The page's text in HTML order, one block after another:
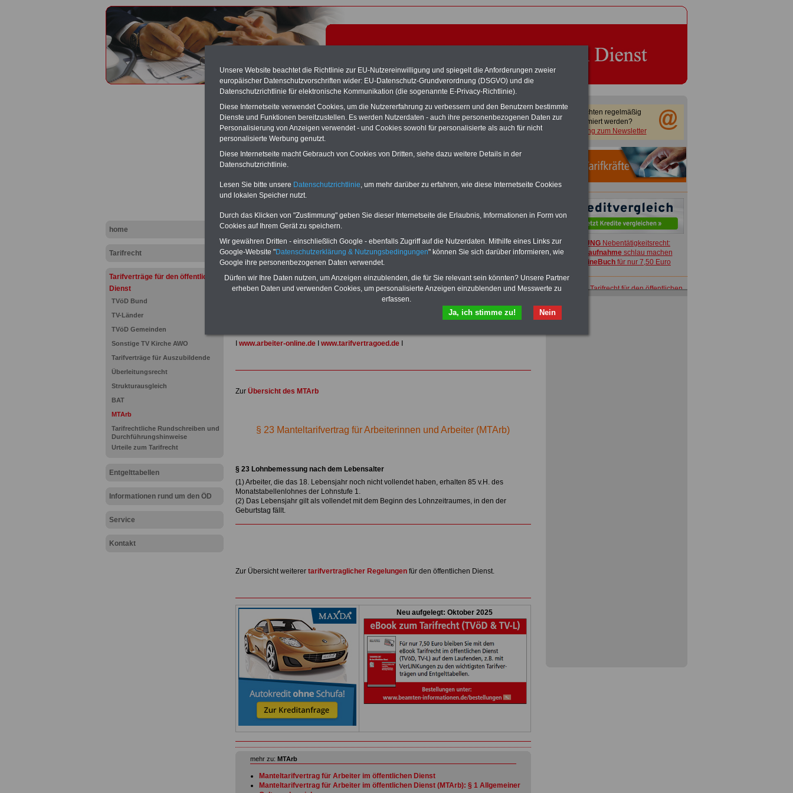
home
Tarifrecht
Tarifverträge für den öffentlichen
Dienst
TVöD Bund
TV-Länder
TVöD Gemeinden
Sonstige TV Kirche AWO
Tarifverträge für Auszubildende
Überleitungsrecht
Strukturausgleich
BAT
MTArb
Tarifrechtliche Rundschreiben und
Durchführungshinweise
Urteile zum Tarifrecht
Entgelttabellen
Informationen rund um den ÖD
Service
Kontakt
Manteltarifvertrag für Arbeiter im öffentlichen Dienst (MTArb): § 23
Lohnbemessung nach dem Lebensalter
PDF-SERVICE "Beamtinnen und Beamte/Öffentlicher Dienst": Für nur 15 Euro
(inkl. MwSt.) bei einer Laufzeit von 12 Monaten können Sie mehr als zehn Bücher
herunterladen, lesen und/oder ausdrucken. Der PDF-SERVICE bietet z.B. das
komfortable eBook zum Tarifrecht für den öffentlichen Dienst (mit TVöD bzw.
können aus dem eBook mit einer VerLINKung direkt zur weiterführenden
Website gelangen.Daneben finden Sie mehrere OnlineBücher bzw. weitere eBooks:
Wissenswertes für Beamtinnen und Beamte mit der Besoldung, Beihilferecht in Bund
und Ländern, Beamtenversorgungs-recht in Bund und Ländern, Nebentätig-keitsrecht
für Beamte und Arbeitnehmer). Daneben bieten wir ausgewählte Links, z.B.
Nebenjob, Musterformular für den Teilzeitantrag usw.>>>hier zur Anmeldung
Hier den schufafreien Kredit der Sigma Kreditbank beantragen!
www.arbeiter-online.deI www.tarifvertragoed.deI
Zur Übersicht des MTArb
§ 23 Manteltarifvertrag für Arbeiterinnen und Arbeiter (MTArb)
§ 23 Lohnbemessung nach dem Lebensalter
(1) Arbeiter, die das 18. Lebensjahr noch nicht vollendet haben, erhalten 85 v.H. des
Monatstabellenlohnes der Lohnstufe 1.
(2) Das Lebensjahr gilt als vollendet mit dem Beginn des Lohnzeitraumes, in den der
Geburtstag fällt.
Zur Übersicht weiterer tarifvertraglicher Regelungenfür den öffentlichen Dienst.
Neu aufgelegt: Oktober 2025
mehr zu: MTArb
Manteltarifvertrag für Arbeiter im öffentlichen Dienst
Manteltarifvertrag für Arbeiter im öffentlichen Dienst (MTArb): § 1 Allgemeiner
Sie möchten regelmäßig
informiert werden?
Anmeldung zum Newsletter
ACHTUNG Nebentätigkeitsrecht:
vor Jobaufnahmeschlau machen
OnlineBuch für nur 7,50 Euro
ACHTUNG Tarifrecht für den öffentlichen
Unsere Website beachtet die Richtlinie zur EU-Nutzereinwilligung und spiegelt die Anforderungen zweier
europäischer Datenschutzvorschriften wider: EU-Datenschutz-Grundverordnung (DSGVO) und die
Datenschutzrichtlinie für elektronische Kommunikation (die sogenannte E-Privacy-Richtlinie).
Diese Internetseite verwendet Cookies, um die Nutzererfahrung zu verbessern und den Benutzern bestimmte
Dienste und Funktionen bereitzustellen. Es werden Nutzerdaten - auch ihre personenbezogenen Daten zur
Personalisierung von Anzeigen verwendet - und Cookies sowohl für personalisierte als auch für nicht
personalisierte Werbung genutzt.
Diese Internetseite macht Gebrauch von Cookies von Dritten, siehe dazu weitere Details in der
Datenschutzrichtlinie.
Lesen Sie bitte unsere Datenschutzrichtlinie, um mehr darüber zu erfahren, wie diese Internetseite Cookies
und lokalen Speicher nutzt.
Durch das Klicken von "Zustimmung" geben Sie dieser Internetseite die Erlaubnis, Informationen in Form von
Cookies auf Ihrem Gerät zu speichern.
Wir gewähren Dritten - einschließlich Google - ebenfalls Zugriff auf die Nutzerdaten. Mithilfe eines Links zur
Google-Website "Datenschutzerklärung & Nutzungsbedingungen" können Sie sich darüber informieren, wie
Google ihre personenbezogenen Daten verwendet.
Dürfen wir Ihre Daten nutzen, um Anzeigen einzublenden, die für Sie relevant sein könnten? Unsere Partner
erheben Daten und verwenden Cookies, um personalisierte Anzeigen einzublenden und Messwerte zu
erfassen.
Nein
Ja, ich stimme zu!